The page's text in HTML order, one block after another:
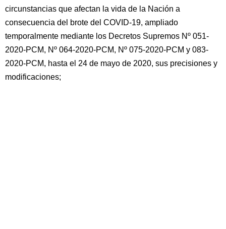
circunstancias que afectan la vida de la Nación a
consecuencia del brote del COVID-19, ampliado
temporalmente mediante los Decretos Supremos Nº 051-
2020-PCM, Nº 064-2020-PCM, Nº 075-2020-PCM y 083-
2020-PCM, hasta el 24 de mayo de 2020, sus precisiones y
modificaciones;